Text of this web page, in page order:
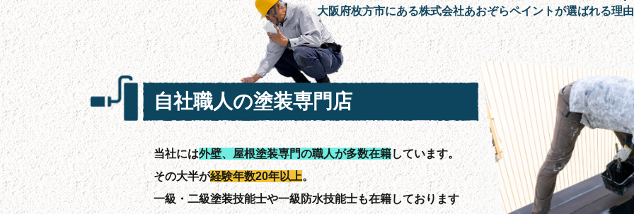
大阪府枚方市にある株式会社あおぞらペイントが選ばれる理由
自社職人の塗装専門店
当社には外壁、屋根塗装専門の職人が多数在籍しています。
その大半が経験年数20年以上。
一級・二級塗装技能士や一級防水技能士も在籍しております